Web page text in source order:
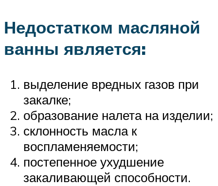
Недостатком масляной
ванны является:
выделение вредных газов при
закалке;
образование налета на изделии;
склонность масла к
воспламеняемости;
постепенное ухудшение
закаливающей способности.